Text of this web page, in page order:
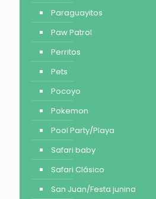
Paraguayitos
Paw Patrol
Perritos
Pets
Pocoyo
Pokemon
Pool Party/Playa
Safari baby
Safari Clásico
San Juan/Festa junina